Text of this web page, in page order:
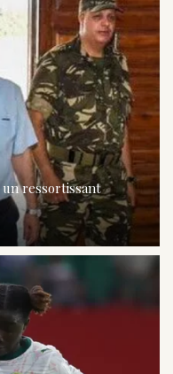
un ressortissant